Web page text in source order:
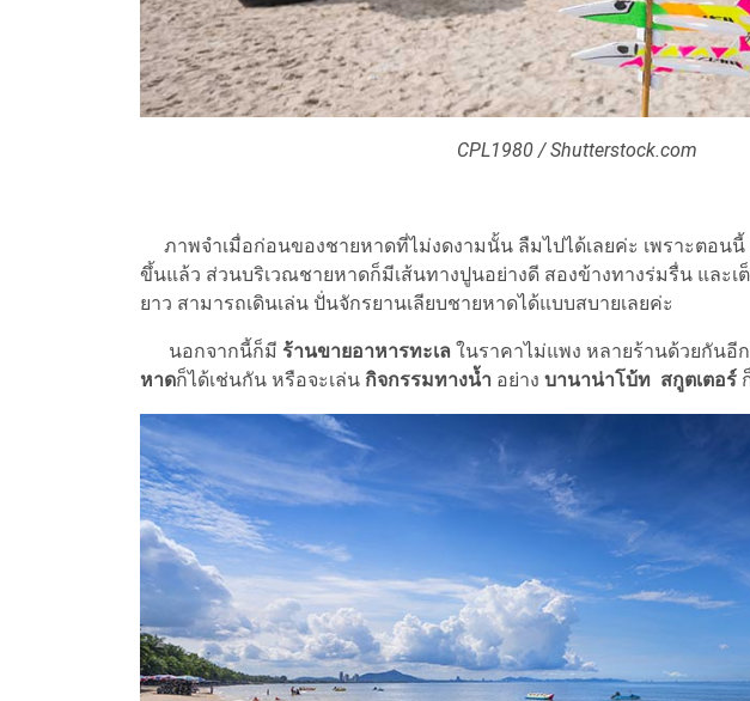
CPL1980 / Shutterstock.com
ภาพจำเมื่อก่อนของชายหาดที่ไม่งดงามนั้น ลืมไปได้เลยค่ะ เพราะตอนนี้
ขึ้นแล้ว ส่วนบริเวณชายหาดก็มีเส้นทางปูนอย่างดี สองข้างทางร่มรื่น และเ
ยาว สามารถเดินเล่น ปั่นจักรยานเลียบชายหาดได้แบบสบายเลยค่ะ
นอกจากนี้ก็มี ร้านขายอาหารทะเล ในราคาไม่แพง หลายร้านด้วยกันอี
หาดก็ได้เช่นกัน หรือจะเล่น กิจกรรมทางน้ำ อย่าง บานาน่าโบ้ท สกูตเตอร์